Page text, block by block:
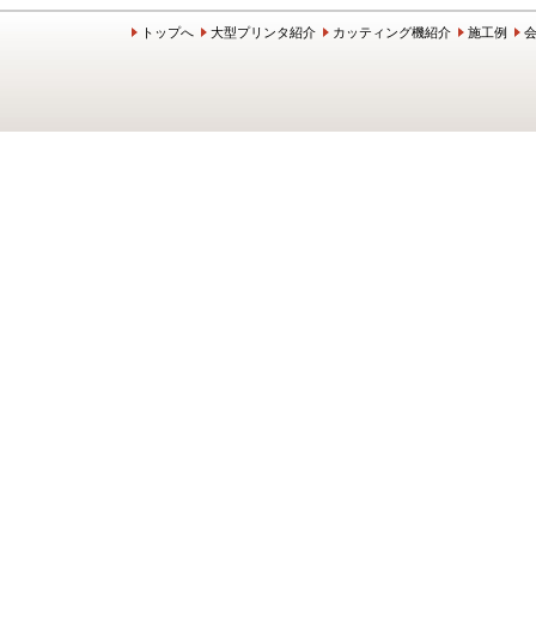
トップへ 大型プリンタ紹介 カッティング機紹介 施工例